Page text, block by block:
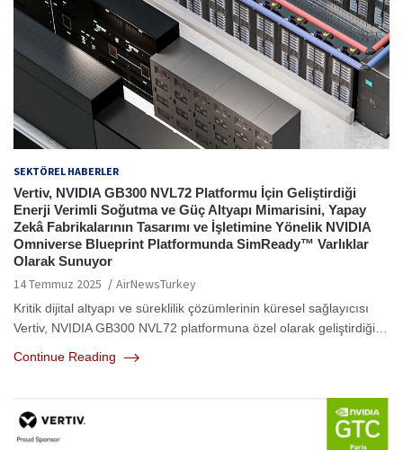
SEKTÖREL HABERLER
Vertiv, NVIDIA GB300 NVL72 Platformu İçin Geliştirdiği
Enerji Verimli Soğutma ve Güç Altyapı Mimarisini, Yapay
Zekâ Fabrikalarının Tasarımı ve İşletimine Yönelik NVIDIA
Omniverse Blueprint Platformunda SimReady™ Varlıklar
Olarak Sunuyor
14 Temmuz 2025 AirNewsTurkey
Kritik dijital altyapı ve süreklilik çözümlerinin küresel sağlayıcısı
Vertiv, NVIDIA GB300 NVL72 platformuna özel olarak geliştirdiği…
Continue Reading